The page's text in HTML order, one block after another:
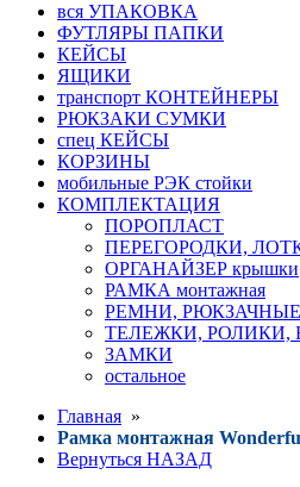
вся УПАКОВКА
ФУТЛЯРЫ ПАПКИ
КЕЙСЫ
ЯЩИКИ
транспорт КОНТЕЙНЕРЫ
РЮКЗАКИ СУМКИ
спец КЕЙСЫ
КОРЗИНЫ
мобильные РЭК стойки
КОМПЛЕКТАЦИЯ
ПОРОПЛАСТ
ПЕРЕГОРОДКИ,
ОРГАНАЙЗЕР крышки
РАМКА монтажная
РЕМНИ, РЮКЗАЧНЫЕ
ТЕЛЕЖКИ, РОЛИКИ,
ЗАМКИ
остальное
Главная »
Рамка монтажная
Вернуться НАЗАД